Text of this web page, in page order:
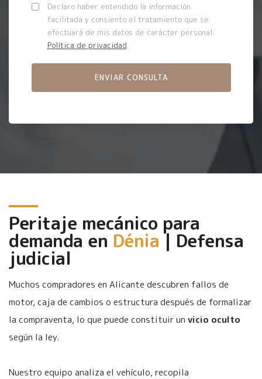
Declaro haber entendido la información
facilitada y consiento el tratamiento que se
efectuará de mis datos de carácter personal.
Política de privacidad.
Peritaje mecánico para
demanda en Dénia | Defensa
judicial
Muchos compradores en Alicante descubren fallos de
motor, caja de cambios o estructura después de formalizar
la compraventa, lo que puede constituir un vicio oculto
según la ley.
Nuestro equipo analiza el vehículo, recopila